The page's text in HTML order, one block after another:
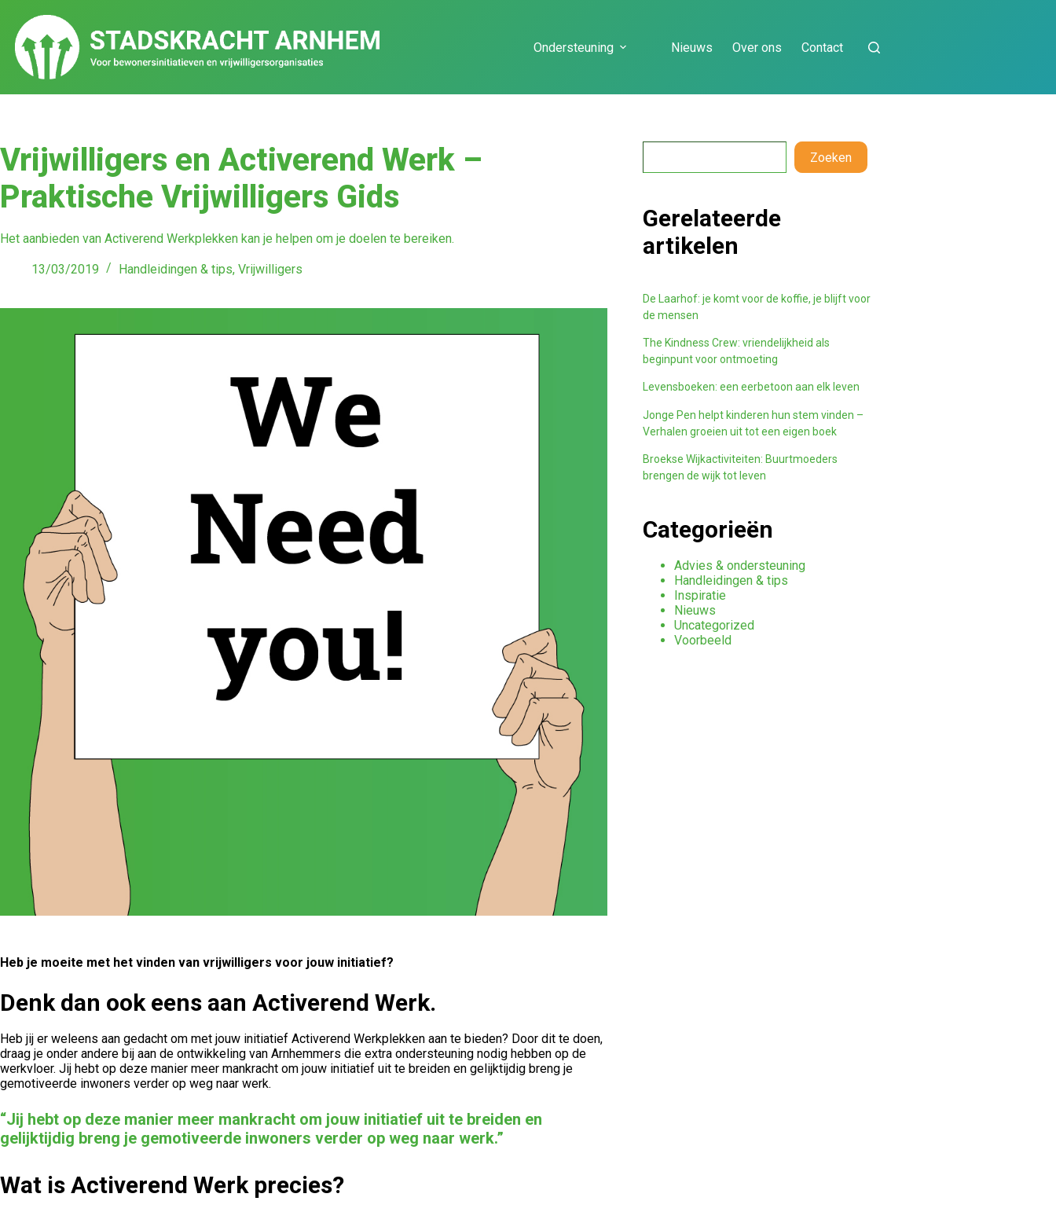
Ondersteuning Nieuws Over ons Contact
Vrijwilligers en Activerend Werk –
Praktische Vrijwilligers Gids
Het aanbieden van Activerend Werkplekken kan je helpen om je doelen te bereiken.
13/03/2019 Handleidingen & tips, Vrijwilligers
Heb je moeite met het vinden van vrijwilligers voor jouw initiatief?
Denk dan ook eens aan Activerend Werk.
Heb jij er weleens aan gedacht om met jouw initiatief Activerend Werkplekken aan te bieden? Door dit te doen,
draag je onder andere bij aan de ontwikkeling van Arnhemmers die extra ondersteuning nodig hebben op de
werkvloer. Jij hebt op deze manier meer mankracht om jouw initiatief uit te breiden en gelijktijdig breng je
gemotiveerde inwoners verder op weg naar werk.
“Jij hebt op deze manier meer mankracht om jouw initiatief uit te breiden en
gelijktijdig breng je gemotiveerde inwoners verder op weg naar werk.”
Wat is Activerend Werk precies?
Zoeken
Gerelateerde
artikelen
De Laarhof: je komt voor de koffie, je blijft voor
de mensen
The Kindness Crew: vriendelijkheid als
beginpunt voor ontmoeting
Levensboeken: een eerbetoon aan elk leven
Jonge Pen helpt kinderen hun stem vinden –
Verhalen groeien uit tot een eigen boek
Broekse Wijkactiviteiten: Buurtmoeders
brengen de wijk tot leven
Categorieën
Advies & ondersteuning
Handleidingen & tips
Inspiratie
Nieuws
Uncategorized
Voorbeeld